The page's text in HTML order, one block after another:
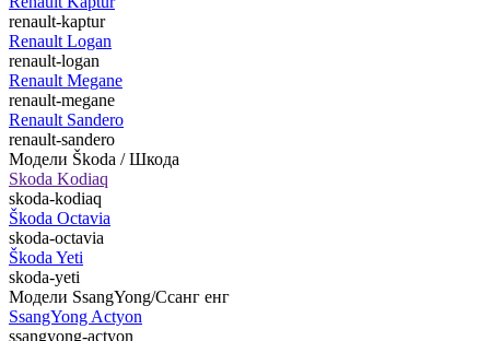
renault-kaptur
Renault Logan
renault-logan
Renault Megane
renault-megane
Renault Sandero
renault-sandero
Модели Škoda / Шкода
Skoda Kodiaq
skoda-kodiaq
Škoda Octavia
skoda-octavia
Škoda Yeti
skoda-yeti
Модели SsangYong/Ссанг енг
SsangYong Actyon
ssangyong-actyon